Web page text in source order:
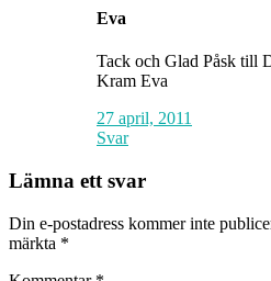
Eva
Tack och Glad Påsk till
Kram Eva
27 april, 2011
Svar
Lämna ett svar
Din e-postadress kommer inte
märkta *